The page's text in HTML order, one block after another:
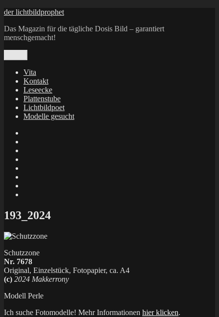
Zum
springen
der lichtbildprophet
Das Magazin für die tägliche Dosis Bild – garantiert
menschgemacht!
Vita
Kontakt
Leseecke
Plattenstube
Lichtbildpoet
Modelle gesucht
X
193_2024
Schutzzone
Nr. 7678
Original, Einzelstück, Fotopapier, ca. A4
(c) 2024 Makkerrony
Modell Perle
Ich suche Fotomodelle! Mehr Informationen hier klicken.